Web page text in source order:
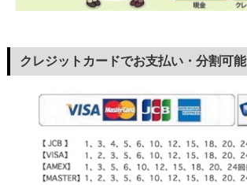
クレジットカードでお支払い・分割可能